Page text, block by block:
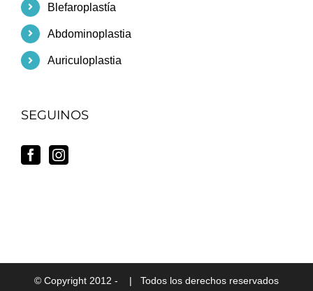
Blefaroplastía
Abdominoplastia
Auriculoplastia
SEGUINOS
© Copyright 2012 - | Todos los derechos reservados